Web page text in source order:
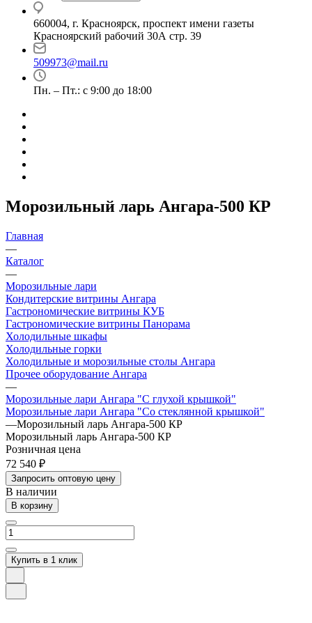
660004, г. Красноярск, проспект имени газеты
Красноярский рабочий 30А стр. 39
509973@mail.ru
Пн. – Пт.: с 9:00 до 18:00
Морозильный ларь Ангара-500 КР
Главная
—
Каталог
—
Морозильные лари
Кондитерские витрины Ангара
Гастрономические витрины КУБ
Гастрономические витрины Панорама
Холодильные шкафы
Холодильные горки
Холодильные и морозильные столы Ангара
Прочее оборудование Ангара
—
Морозильные лари Ангара "С глухой крышкой"
Морозильные лари Ангара "Со стеклянной крышкой"
—Морозильный ларь Ангара-500 КР
Морозильный ларь Ангара-500 КР
Розничная цена
72 540 ₽
Запросить оптовую цену
В наличии
В корзину
Купить в 1 клик